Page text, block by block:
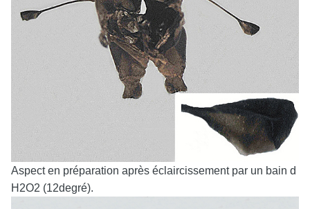
Aspect en préparation après éclaircissement par un bain d
H2O2 (12degré).